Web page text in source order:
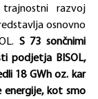
razvoj
osnovno
S 73 sončnimi
podjetja BISOL,
18 GWh oz. kar
energije, kot smo